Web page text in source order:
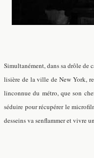
Simultanément, dans sa drôle de
lisière de la ville de New York,
linconnue du métro, que son
séduire pour récupérer le
desseins va senflammer et vivre